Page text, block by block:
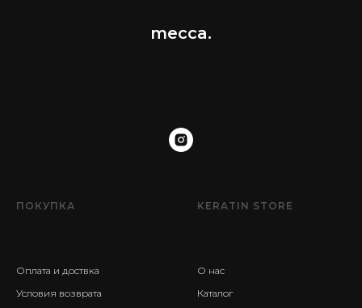
mecca.
ПОКУПКА
Оплата и доствка
Условия возврата
KERATIN STORE
О нас
Каталог